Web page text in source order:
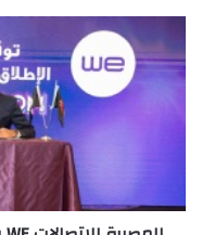
سوق
دبي
للاتصالات
WE
لخدمة
(FTTR)